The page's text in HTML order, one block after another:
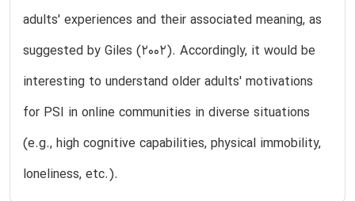
adults' experiences and their associated meaning, as
suggested by Giles (2002). Accordingly, it would be
interesting to understand older adults' motivations
for PSI in online communities in diverse situations
(e.g., high cognitive capabilities, physical immobility,
loneliness, etc.).